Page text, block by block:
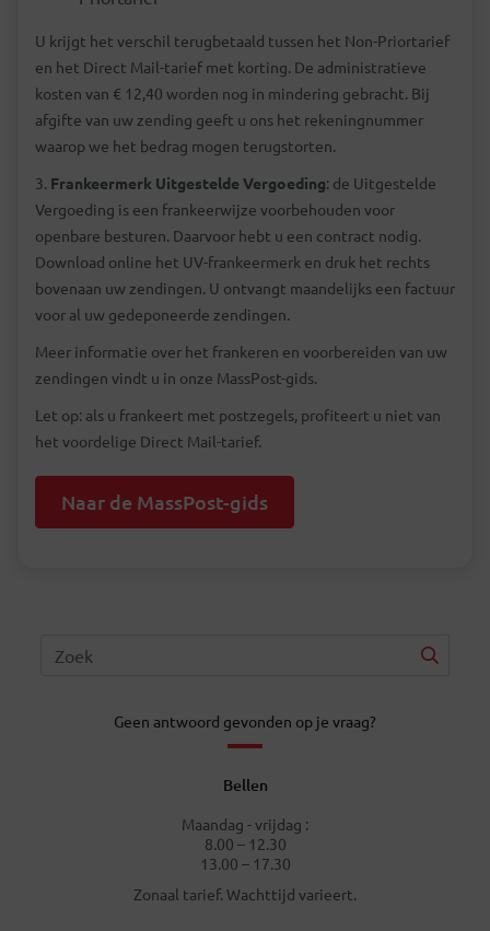
U krijgt het verschil terugbetaald tussen het Non-Priortarief
en het Direct Mail-tarief met korting. De administratieve
kosten van € 12,40 worden nog in mindering gebracht. Bij
afgifte van uw zending geeft u ons het rekeningnummer
waarop we het bedrag mogen terugstorten.
3. Frankeermerk Uitgestelde Vergoeding: de Uitgestelde
Vergoeding is een frankeerwijze voorbehouden voor
openbare besturen. Daarvoor hebt u een contract nodig.
Download online het UV-frankeermerk en druk het rechts
bovenaan uw zendingen. U ontvangt maandelijks een factuur
voor al uw gedeponeerde zendingen.
Meer informatie over het frankeren en voorbereiden van uw
zendingen vindt u in onze MassPost-gids.
Let op: als u frankeert met postzegels, profiteert u niet van
het voordelige Direct Mail-tarief.
Naar de MassPost-gids
Geen antwoord gevonden op je vraag?
Bellen
Maandag - vrijdag :
8.00 – 12.30
13.00 – 17.30
Zonaal tarief. Wachttijd varieert.